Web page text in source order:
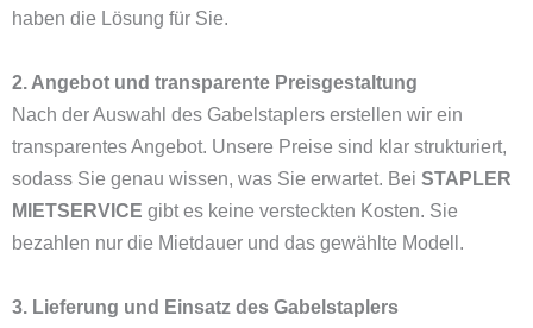
haben die Lösung für Sie.
2. Angebot und transparente Preisgestaltung
Nach der Auswahl des Gabelstaplers erstellen wir ein
transparentes Angebot. Unsere Preise sind klar strukturiert,
sodass Sie genau wissen, was Sie erwartet. Bei STAPLER
MIETSERVICE gibt es keine versteckten Kosten. Sie
bezahlen nur die Mietdauer und das gewählte Modell.
3. Lieferung und Einsatz des Gabelstaplers